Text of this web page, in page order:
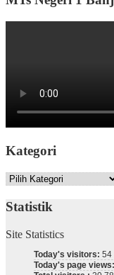
Kategori
Kategori
Statistik
Site Statistics
Today's visitors: 54
Today's page